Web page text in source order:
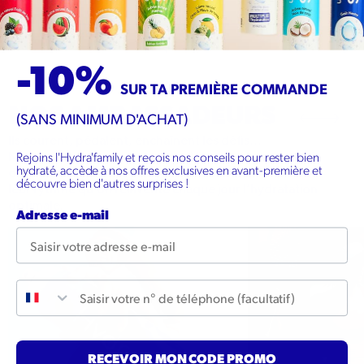
NOS AMBASSADEURS
Nos ambassadeurs ne s’arrêtent jamais, et pour eux, la
déshydratation n’est pas une option. C’est en suivant
leur rythme qu’on réinvente chaque jour l’hydratation
HYDRATIS EST DISPONIBLE
Nos produits sont disponibles dans plus de 11 200 pharmacies en
France. Demandez-le à votre pharmacien ou utilisez notre outil pour
-10%SUR TA PREMIÈRE COMMANDE
(SANS MINIMUM D'ACHAT)
Rejoins l'Hydra'family et reçois nos conseils pour rester bien
hydraté, accède à nos offres exclusives en avant-première et
découvre bien d'autres surprises !
Adresse e-mail
Numéro de téléphone
RECEVOIR MON CODE PROMO